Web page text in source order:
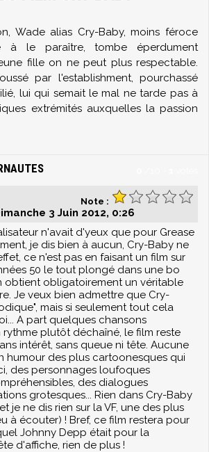
Wade alias Cry-Baby, moins féroce
à le paraître, tombe éperdument
fille on ne peut plus respectable.
par l'establishment, pourchassé
lui qui semait le mal ne tarde pas à
extrémités auxquelles la passion
Note :
3 Juin 2012, 0:26
n'avait d'yeux que pour Grease
je dis bien à aucun, Cry-Baby ne
ce n'est pas en faisant un film sur
50 le tout plongé dans une bo
obtient obligatoirement un véritable
Je veux bien admettre que Cry-
mais si seulement tout cela
A part quelques chansons
rythme plutôt déchaîné, le film reste
intérêt, sans queue ni tête. Aucune
humour des plus cartoonesques qui
des personnages loufoques
des dialogues
grotesques... Rien dans Cry-Baby
je ne dis rien sur la VF, une des plus
à écouter) ! Bref, ce film restera pour
Johnny Depp était pour la
d'affiche, rien de plus !